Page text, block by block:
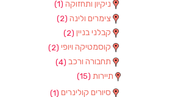
ניקיון ותחזוקה (1)
צימרים ולינה (2)
קבלני בניין (2)
קוסמטיקה ויופי (2)
תחבורה ורכב (4)
תיירות (15)
סיורים קולינרים (1)